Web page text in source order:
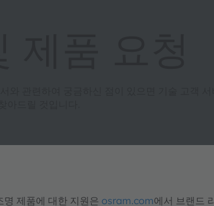
제품에 대한 지원은 osram.com에서 브랜드